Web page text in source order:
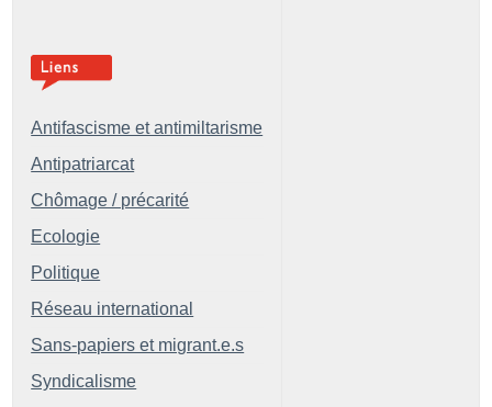
Antifascisme et antimiltarisme
Antipatriarcat
Chômage / précarité
Ecologie
Politique
Réseau international
Sans-papiers et migrant.e.s
Syndicalisme